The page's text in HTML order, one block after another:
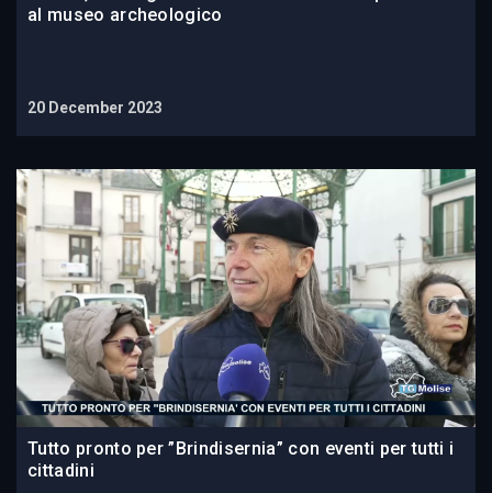
al museo archeologico
20 December 2023
Tutto pronto per ”Brindisernia” con eventi per tutti i
cittadini